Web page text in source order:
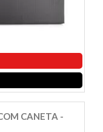
CANETA -